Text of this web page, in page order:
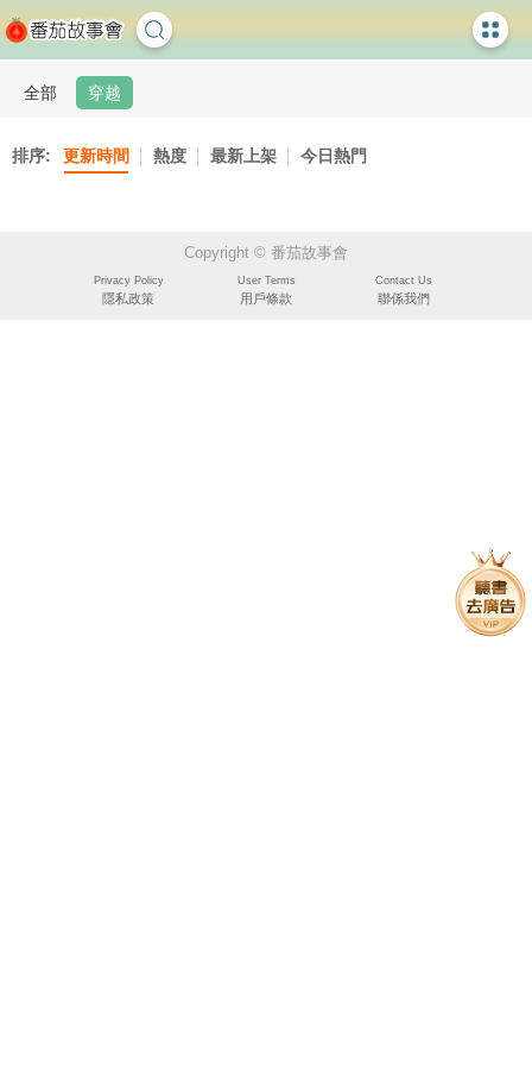
全部 穿越
排序: 更新時間 熱度 最新上架 今日熱門
Copyright © 番茄故事會
Privacy Policy
隱私政策
User Terms
用戶條款
Contact Us
聯係我們